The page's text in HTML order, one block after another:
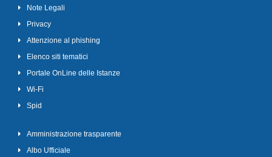
Note Legali
Privacy
Attenzione al phishing
Elenco siti tematici
Portale OnLine delle Istanze
Wi-Fi
Spid
Amministrazione trasparente
Albo Ufficiale